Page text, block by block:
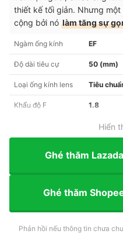
thiết kế tối giản. Nhưng
cộng bởi nó làm tăng sự
Ngàm ống kính EF
Độ dài tiêu cự 50 (mm)
Loại ống kính lens Tiêu
Khẩu độ F 1.8
Hiển
Ghé thăm
Ghé thăm
Phản hồi nếu thông tin chưa